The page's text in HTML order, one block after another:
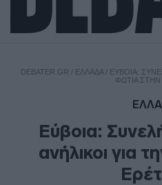
DEBATER.GR / ΕΛΛΑΔΑ/ ΕΎΒΟΙΑ:
ΦΩΤΙΆ ΣΤΗΝ
Εύβοια:
ανήλικοι για